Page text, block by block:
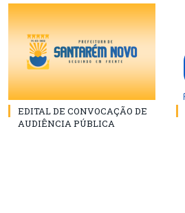
EDITAL DE CONVOCAÇÃO DE
AUDIÊNCIA PÚBLICA